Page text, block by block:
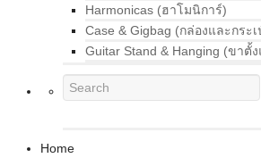
Harmonicas (ฮาโมนิการ์)
Case & Gigbag (กล่องและกระ
Guitar Stand & Hanging (ขาตั้
Home